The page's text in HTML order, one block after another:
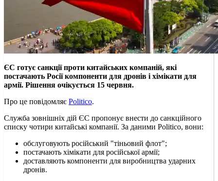
ЄС готує санкції проти китайських компаній, які
постачають Росії компоненти для дронів і хімікати для
армії. Рішення очікується 15 червня.
Про це повідомляє Politico.
Служба зовнішніх дій ЄС пропонує внести до санкційного
списку чотири китайські компанії. За даними Politico, вони:
обслуговують російський "тіньовий флот";
постачають хімікати для російської армії;
доставляють компоненти для виробництва ударних
дронів.